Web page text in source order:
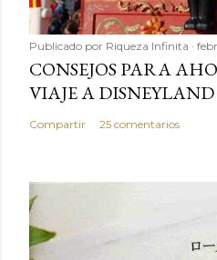
Publicado por Riqueza Infinita
CONSEJOS PARA
VIAJE A DISNEYLAND
Compartir 25 comentarios